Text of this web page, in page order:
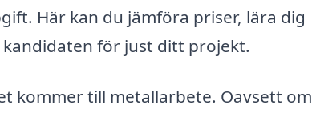
Här kan du jämföra priser, lära dig
för just ditt projekt.
kommer till metallarbete. Oavsett om